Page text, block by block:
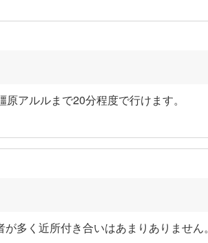
アルルまで20分程度で行けます。
多く近所付き合いはあまりありません。